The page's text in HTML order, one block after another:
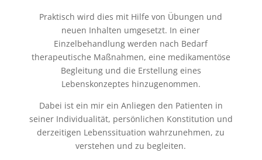
Praktisch wird dies mit Hilfe von Übungen und
neuen Inhalten umgesetzt. In einer
Einzelbehandlung werden nach Bedarf
therapeutische Maßnahmen, eine medikamentöse
Begleitung und die Erstellung eines
Lebenskonzeptes hinzugenommen.
Dabei ist ein mir ein Anliegen den Patienten in
seiner Individualität, persönlichen Konstitution und
derzeitigen Lebenssituation wahrzunehmen, zu
verstehen und zu begleiten.